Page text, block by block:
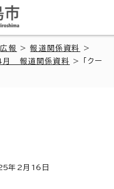
広報 >報道関係資料
>
報道関係資料
> 「クー
年2月 16 日